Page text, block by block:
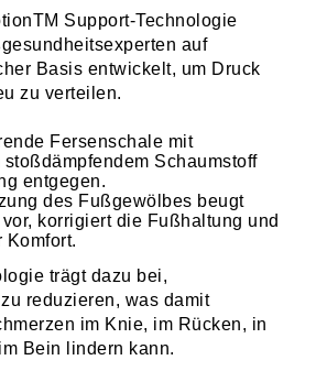
Support-Technologie
auf
Basis entwickelt, um Druck
zu verteilen.
Fersenschale mit
Schaumstoff
entgegen.
des Fußgewölbes beugt
korrigiert die Fußhaltung und
Komfort.
trägt dazu bei,
reduzieren, was damit
im Knie, im Rücken, in
Bein lindern kann.